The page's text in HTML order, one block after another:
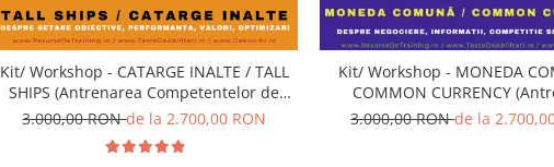
Kit/ Workshop - CATARGE INALTE / TALL
SHIPS (Antrenarea Competentelor de
STABILIRE OBIECTIVE, OPTIMIZARE;
CALITATIVA SI CANTITATIVA)
3.000,00 RONde la 2.700,00 RON
Kit/ Workshop - MONEDA
COMMON CURRENCY
competentelor de
3.000,00 RONde la